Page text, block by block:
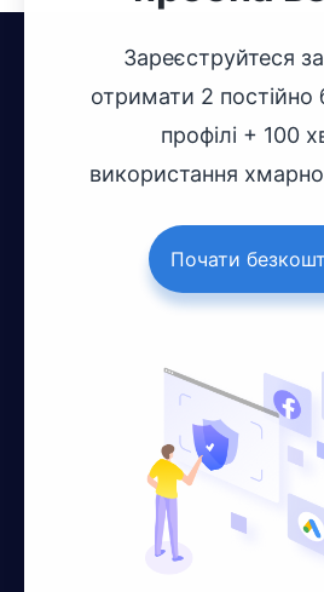
Зареєструйтеся
отримати 2 постійно
профілі + 100
використання
Почати